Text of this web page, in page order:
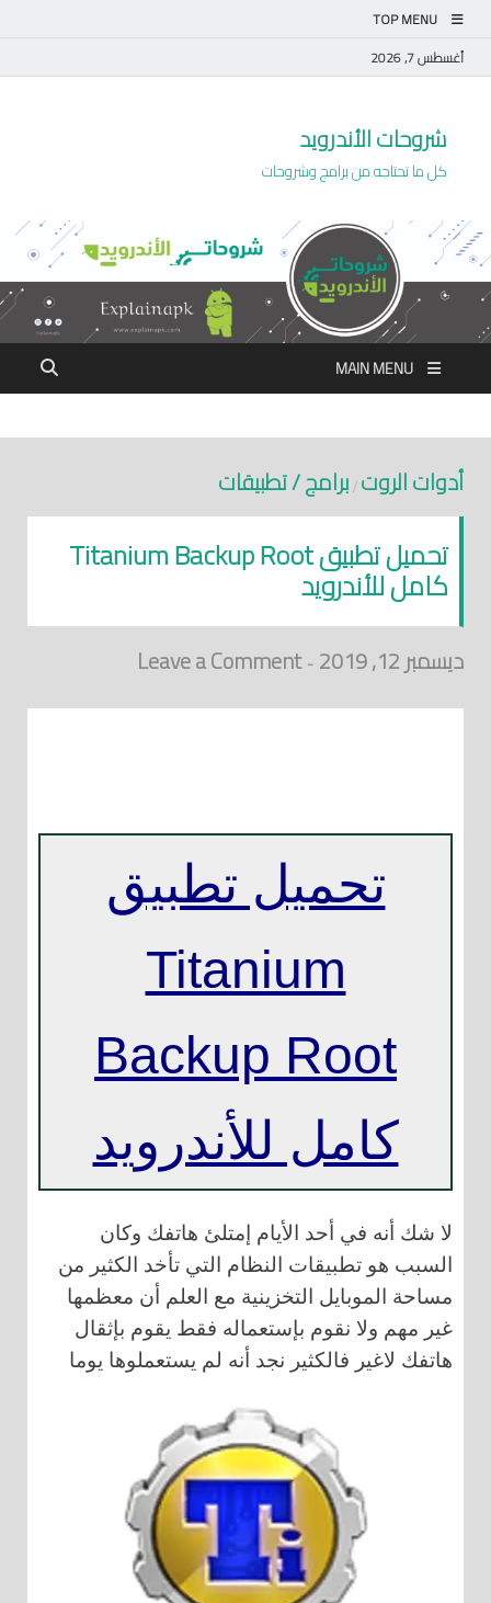
TOP MENU
أغسطس 7, 2026
شروحات الأندرويد
كل ما تحتاجه من برامج وشروحات
MAIN MENU
أدوات الروت / برامج / تطبيقات
تحميل تطبيق Titanium Backup Root
كامل للأندرويد
ديسمبر 12, 2019 -
Leave a Comment
تحميل تطبيق
Titanium
Backup Root
كامل للأندرويد
لا شك أنه في أحد الأيام إمتلئ هاتفك وكان
السبب هو تطبيقات النظام التي تأخد الكثير من
مساحة الموبايل التخزينية مع العلم أن معظمها
غير مهم ولا نقوم بإستعماله فقط يقوم بإثقال
هاتفك لاغير فالكثير نجد أنه لم يستعملوها يوما